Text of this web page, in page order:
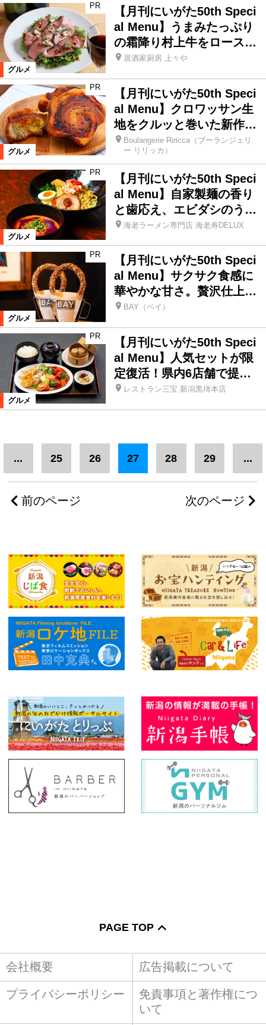
グルメ
PR
【月刊にいがた50th Speci
al Menu】うまみたっぷり
の霜降り村上牛をロース…
居酒家厨房 上々や
グルメ
PR
【月刊にいがた50th Speci
al Menu】クロワッサン生
地をクルッと巻いた新作…
Boulangerie Riricca（ブーランジェリ
ー リリッカ）
グルメ
PR
【月刊にいがた50th Speci
al Menu】自家製麺の香り
と歯応え、エビダシのう…
海老ラーメン専門店 海老寿DELUX
グルメ
PR
【月刊にいがた50th Speci
al Menu】サクサク食感に
華やかな甘さ。贅沢仕上…
BAY（ベイ）
グルメ
PR
【月刊にいがた50th Speci
al Menu】人気セットが限
定復活！県内6店舗で提…
レストラン三宝 新潟黒埼本店
前のページ
... 25 26 27 28 29 ...
次のページ
PAGE TOP
会社概要 広告掲載について
プライバシーポリシー
免責事項と著作権につ
いて